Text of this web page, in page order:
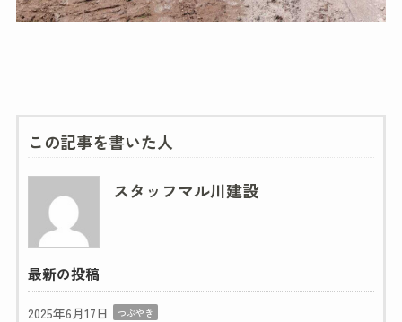
この記事を書いた人
スタッフマル川建設
最新の投稿
2025年6月17日 つぶやき